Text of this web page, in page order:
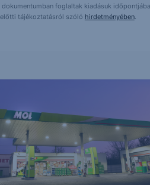
dokumentumban foglaltak kiadásuk
tájékoztatásról szóló hirdetményében.